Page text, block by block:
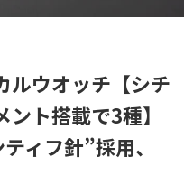
ルウオッチ【シチ
ト搭載で3種】
ィフ針”採用、